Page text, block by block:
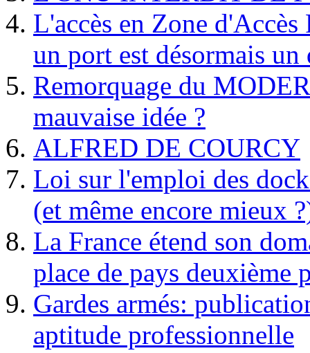
L'accès en Zone
un port est désormais un
Remorquage du
mauvaise idée ?
ALFRED DE COURCY
Loi sur l'emploi des
(et même encore mieux
La France étend son
place de pays deuxième
Gardes armés:
aptitude professionnelle